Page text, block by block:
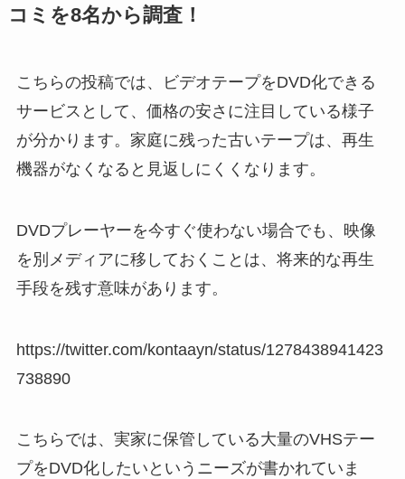
コミを8名から調査！
こちらの投稿では、ビデオテープをDVD化できる
サービスとして、価格の安さに注目している様子
が分かります。家庭に残った古いテープは、再生
機器がなくなると見返しにくくなります。
DVDプレーヤーを今すぐ使わない場合でも、映像
を別メディアに移しておくことは、将来的な再生
手段を残す意味があります。
https://twitter.com/kontaayn/status/1278438941423
738890
こちらでは、実家に保管している大量のVHSテー
プをDVD化したいというニーズが書かれていま